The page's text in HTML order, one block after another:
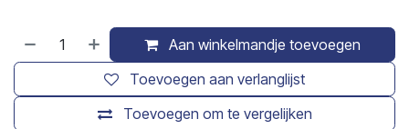
Aan winkelmandje toevoegen
Toevoegen om te vergelijken
Toevoegen aan verlanglijst